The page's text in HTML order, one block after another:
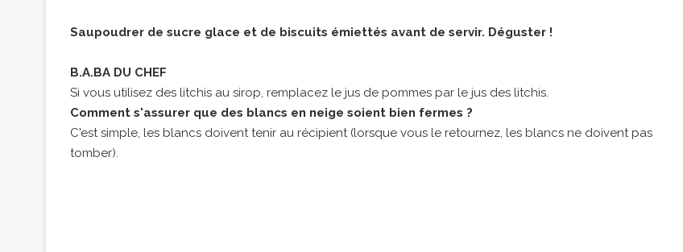
Saupoudrer de sucre glace et de biscuits émiettés avant de servir. Déguster !
B.A.BA DU CHEF
Si vous utilisez des litchis au sirop, remplacez le jus de pommes par le jus des litchis.
Comment s'assurer que des blancs en neige soient bien fermes ?
C'est simple, les blancs doivent tenir au récipient (lorsque vous le retournez, les blancs ne doivent pas
tomber).